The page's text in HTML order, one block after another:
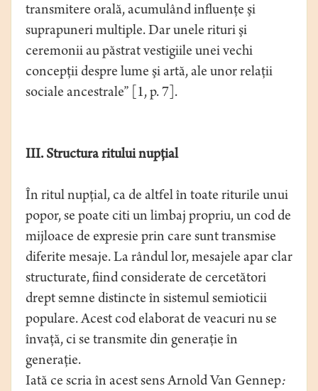
transmitere orală, acumulând influenţe şi
suprapuneri multiple. Dar unele rituri şi
ceremonii au păstrat vestigiile unei vechi
concepţii despre lume şi artă, ale unor relaţii
sociale ancestrale” [1, p. 7].
III. Structura ritului nupţial
În ritul nupţial, ca de altfel în toate riturile unui
popor, se poate citi un limbaj propriu, un cod de
mijloace de expresie prin care sunt transmise
diferite mesaje. La rândul lor, mesajele apar clar
structurate, fiind considerate de cercetători
drept semne distincte în sistemul semioticii
populare. Acest cod elaborat de veacuri nu se
învaţă, ci se transmite din generaţie în
generaţie.
Iată ce scria în acest sens Arnold Van Gennep: